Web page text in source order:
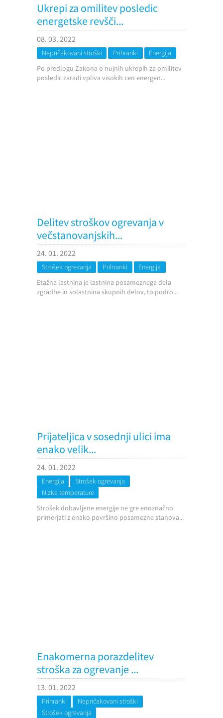
Ukrepi za omilitev posledic
energetske revšči...
08. 03. 2022
Nepričakovani stroški Prihranki
Energija
Po predlogu Zakona o nujnih ukrepih za omilitev
posledic zaradi vpliva visokih cen energen...
Delitev stroškov ogrevanja v
večstanovanjskih...
24. 01. 2022
Strošek ogrevanja Prihranki
Energija
Etažna lastnina je lastnina posameznega dela
zgradbe in solastnina skupnih delov, to podro...
Prijateljica v sosednji ulici ima
enako velik...
24. 01. 2022
Energija
Strošek ogrevanja
Nizke temperature
Strošek dobavljene energije ne gre enoznačno
primerjati z enako površino posamezne stanova...
Enakomerna porazdelitev
stroška za ogrevanje ...
13. 01. 2022
Prihranki
Nepričakovani stroški
Strošek ogrevanja